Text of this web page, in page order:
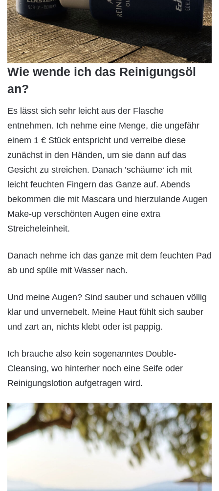
Wie wende ich das Reinigungsöl
an?
Es lässt sich sehr leicht aus der Flasche
entnehmen. Ich nehme eine Menge, die ungefähr
einem 1 € Stück entspricht und verreibe diese
zunächst in den Händen, um sie dann auf das
Gesicht zu streichen. Danach ’schäume‘ ich mit
leicht feuchten Fingern das Ganze auf. Abends
bekommen die mit Mascara und hierzulande Augen
Make-up verschönten Augen eine extra
Streicheleinheit.
Danach nehme ich das ganze mit dem feuchten Pad
ab und spüle mit Wasser nach.
Und meine Augen? Sind sauber und schauen völlig
klar und unvernebelt. Meine Haut fühlt sich sauber
und zart an, nichts klebt oder ist pappig.
Ich brauche also kein sogenanntes Double-
Cleansing, wo hinterher noch eine Seife oder
Reinigungslotion aufgetragen wird.